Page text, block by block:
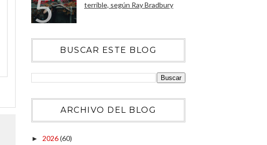
terrible, según Ray Bradbury
BUSCAR ESTE BLOG
ARCHIVO DEL BLOG
► 2026(60)